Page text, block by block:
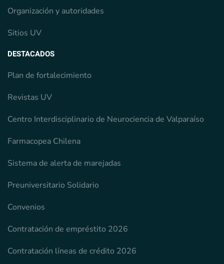
Organización y autoridades
Sitios UV
DESTACADOS
Plan de fortalecimiento
Revistas UV
Centro Interdisciplinario de Neurociencia de Valparaíso
Farmacopea Chilena
Sistema de alerta de marejadas
Preuniversitario Solidario
Convenios
Contratación de empréstito 2026
Contratación líneas de crédito 2026